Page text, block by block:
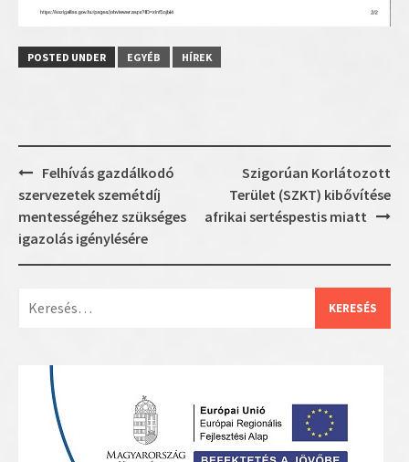
POSTED UNDER EGYÉB HÍREK
Post
navigation
Felhívás gazdálkodó
szervezetek szemétdíj
mentességéhez szükséges
igazolás igénylésére
Szigorúan Korlátozott
Terület (SZKT) kibővítése
afrikai sertéspestis miatt
Keresés: